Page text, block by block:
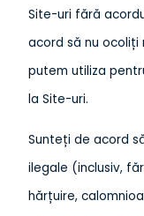
Site-uri fără
acord să nu ocoliți
putem utiliza
la Site-uri.
Sunteți de acord
ilegale (inclusiv,
hărțuire,